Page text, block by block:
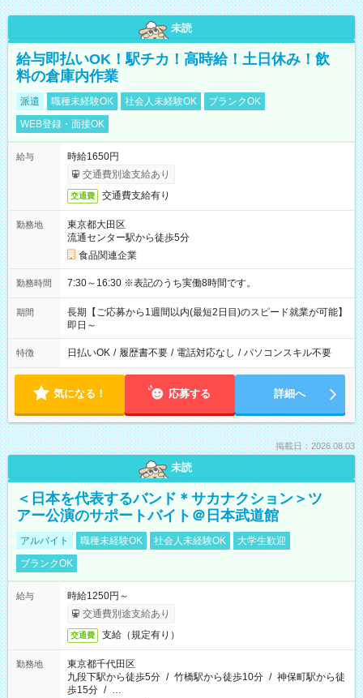
未読
給与即払いOK！駅チカ！高時給！土日休み！飲
料の倉庫内作業
派遣 職種未経験OK 社会人未経験OK
ブランクOK
WEB登録・面接OK
給与
時給1650円
交通費別途支給あり
交通費 交通費支給有り
勤務地
東京都大田区
流通センター駅から徒歩5分
食品関連企業
勤務時間 7:30～16:30 ※表記のうち実働8時間です。
期間
長期【ご応募から1週間以内(最短2日目)のスピード就業が可能】
即日～
特徴 日払いOK / 履歴書不要 / 電話対応なし / パソコンスキル不要
気になる！ 応募する 詳細へ
掲載日：2026.08.03
未読
＜日本を代表するバンド＊サカナクション＞ツ
アー公演のサポートバイト＠日本武道館
アルバイト 職種未経験OK 社会人未経験OK
大学生歓迎
ブランクOK
給与
時給1250円～
交通費別途支給あり
交通費 支給（規定有り）
勤務地
東京都千代田区
九段下駅から徒歩5分 / 竹橋駅から徒歩10分 / 神保町駅から徒
歩15分 / …